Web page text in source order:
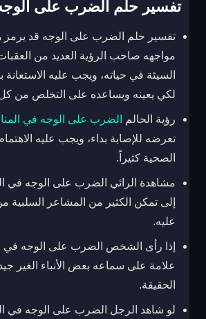
تفسير حلم الضرب على
تفسير حلم الضرب على الوجه قد يرمز
مواجهه صاحب الرؤية العديد من العقبات
السيئة في حياته، ويجب عليه الاستعانة
لكي يعينه ويساعده على التخلص من
رؤية الحالم الضرب على الوجه في
تعرضه للإصابة بداء، ويجب عليه
الصحية كثيراً.
مشاهدة الرائي الضرب على الوجه في
إلى تمكن الكثير من المشاعر السلبية
عليه.
إذا رأى الشخص الضرب على الوجه في
علامة على سماعه بعض الأنباء الغير
الحقيقة.
لو شاهد الرجل الضرب على الوجه في